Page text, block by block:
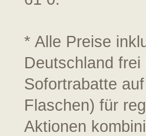
* Alle Preise
Deutschland
Sofortrabatte
Flaschen) für
Aktionen